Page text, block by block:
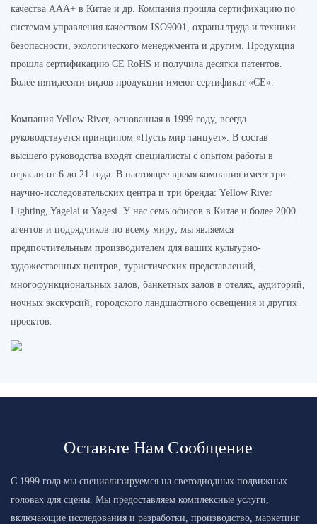
качества AAA+ в Китае и др. Компания прошла сертификацию по
системам управления качеством ISO9001, охраны труда и техники
безопасности, экологического менеджмента и другим. Продукция
прошла сертификацию CE RoHS и получила десятки патентов.
Более пятидесяти видов продукции имеют сертификат «CE».
Компания Yellow River, основанная в 1999 году, всегда
руководствуется принципом «Пусть мир танцует». В состав
высшего руководства входят специалисты с опытом работы в
отрасли от 6 до 21 года. В настоящее время компания имеет три
научно-исследовательских центра и три бренда: Yellow River
Lighting, Yagelai и Yagesi. У нас семь офисов в Китае и более 2000
агентов и подрядчиков по всему миру; мы являемся
предпочтительным производителем для ваших культурно-
художественных центров, туристических представлений,
многофункциональных залов, банкетных залов в отелях, аудиторий,
ночных экскурсий, городского ландшафтного освещения и других
проектов.
Оставьте Нам Сообщение
С 1999 года мы специализируемся на светодиодных подвижных
головах для сцены. Мы предоставляем комплексные услуги,
включающие исследования и разработки, производство, маркетинг